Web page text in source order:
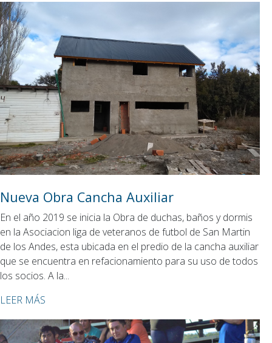
Nueva Obra Cancha Auxiliar
En el año 2019 se inicia la Obra de duchas, baños y dormis
en la Asociacion liga de veteranos de futbol de San Martin
de los Andes, esta ubicada en el predio de la cancha auxiliar
que se encuentra en refacionamiento para su uso de todos
los socios. A la...
LEER MÁS